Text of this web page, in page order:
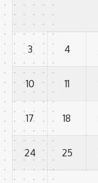
3 4
10 11
17 18
24 25